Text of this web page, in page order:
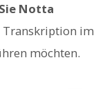
Notta
Transkription im
möchten.